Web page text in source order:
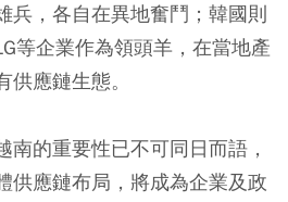
兵，各自在異地奮鬥；韓國則
等企業作為領頭羊，在當地產
應鏈生態。
南的重要性已不可同日而語，
供應鏈布局，將成為企業及政